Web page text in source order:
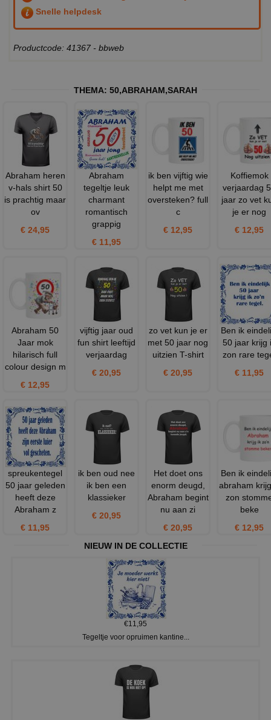
Snelle helpdesk
Productcode: 41367 - bbweb
THEMA: 50,ABRAHAM,SARAH
Abraham heren
v-hals shirt 50
is prachtig maar
ov
€ 24,95
Abraham
tegeltje leuk
charmant
romantisch
grappig
€ 11,95
ik ben vijftig wie
helpt me met
oversteken? full
c
€ 12,95
Koffiemok
verjaardag
jaar zo vet
je er nog
€ 12,95
Abraham 50
Jaar mok
hilarisch full
colour design m
€ 12,95
vijftig jaar oud
fun shirt leeftijd
verjaardag
€ 20,95
zo vet kun je er
met 50 jaar nog
uitzien T-shirt
€ 20,95
Ben ik
50 jaar krijg
zon rare
€ 11,95
spreukentegel
50 jaar geleden
heeft deze
Abraham z
€ 11,95
ik ben oud nee
ik ben een
klassieker
€ 20,95
Het doet ons
enorm deugd,
Abraham begint
nu aan zi
€ 20,95
Ben ik
abraham
zon
beke
€ 12,95
NIEUW IN DE COLLECTIE
€11,95
Tegeltje voor opruimen kantine...